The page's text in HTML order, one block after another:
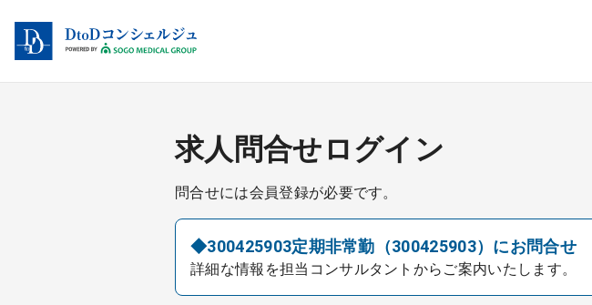
求人問合せログイン
問合せには会員登録が必要です。
◆300425903定期非常勤（300425903）にお問合せ
詳細な情報を担当コンサルタントからご案内いたします。